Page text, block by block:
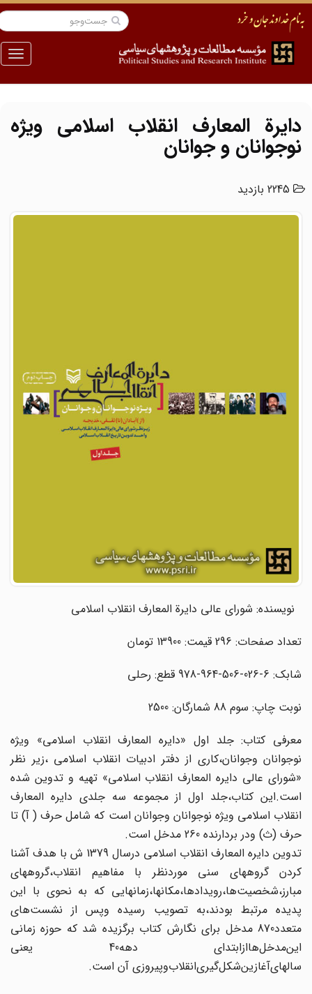
منو
دایرة المعارف انقلاب اسلامی ویژه
نوجوانان و جوانان
2245 بازدید
نویسنده: شورای عالی دایرة المعارف انقلاب اسلامی
تعداد صفحات: 296 قیمت: 13900 تومان
شابک: 6-026-506-964-978 قطع: رحلی
نوبت چاپ: سوم 88 شمارگان: 2500
معرفی کتاب: جلد اول «دایره المعارف انقلاب اسلامی» ویژه
نوجوانان وجوانان،کاری از دفتر ادبیات انقلاب اسلامی ،زیر نظر
«شورای عالی دایره المعارف انقلاب اسلامی» تهیه و تدوین شده
است.این کتاب،جلد اول از مجموعه سه جلدی دایره المعارف
انقلاب اسلامی ویژه نوجوانان وجوانان است که شامل حرف ( آ) تا
حرف (ث) ودر بردارنده 260 مدخل است.
تدوین دایره المعارف انقلاب اسلامی درسال 1379 ش با هدف آشنا
کردن گروههای سنی موردنظر با مفاهیم انقلاب،گروههای
مبارز،شخصیت‌ها،رویدادها،مکانها،زمانهایی که به نحوی با این
پدیده مرتبط بودند،به تصویب رسیده وپس از نشست‌های
متعدد870 مدخل برای نگارش کتاب برگزیده شد که حوزه زمانی
این‌مدخل‌ها‌از‌ابتدای دهه‌40 یعنی
سالهای‌آغازین‌شکل‌گیری‌انقلاب‌وپیروزی آن است.